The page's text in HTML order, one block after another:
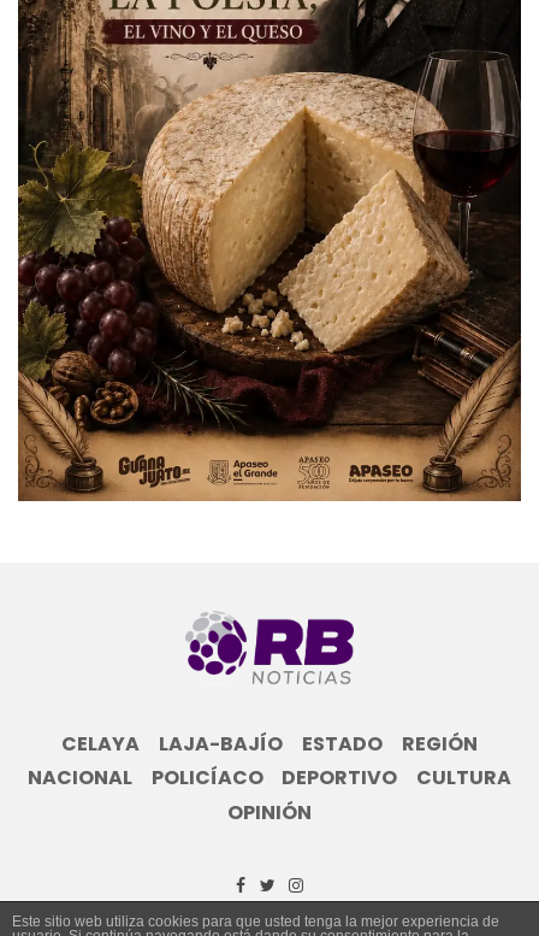
CELAYA LAJA-BAJÍO ESTADO
REGIÓN
NACIONAL
POLICÍACO DEPORTIVO
CULTURA
OPINIÓN
Este sitio web utiliza cookies para que usted tenga la mejor experiencia de